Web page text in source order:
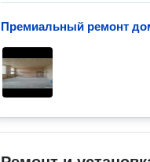
Премиальный ремонт